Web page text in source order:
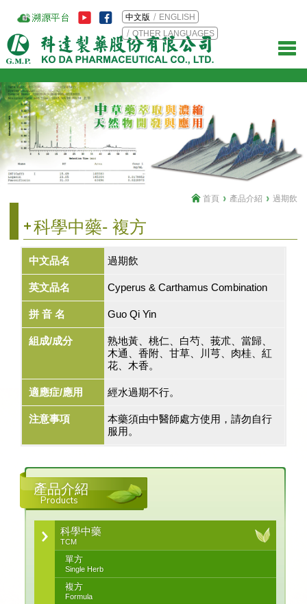
中文版
ENGLISH
OTHER LANGUAGES
科學中藥- 複方
首頁 產品介紹 過期飲
中文品名 過期飲
英文品名 Cyperus & Carthamus Combination
拼 音 名 Guo Qi Yin
組成/成分
熟地黃、桃仁、白芍、莪朮、當歸、
木通、香附、甘草、川芎、肉桂、紅
花、木香。
適應症/應用 經水過期不行。
注意事項
本藥須由中醫師處方使用，請勿自行
服用。
產品介紹
Products
科學中藥
TCM
單方
Single Herb
複方
Formula